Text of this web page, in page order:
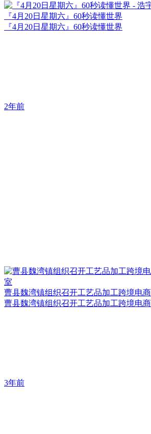
『4月20日星期六』60秒读懂世界
『4月20日星期六』60秒读懂世界
2年前
曹县魏湾镇组织召开工艺品加工跨境电
曹县魏湾镇组织召开工艺品加工跨境电
3年前